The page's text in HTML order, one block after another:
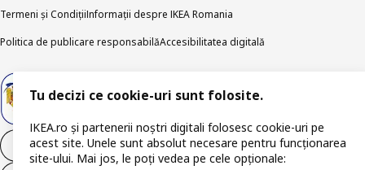
Termeni și CondițiiInformații despre IKEA Romania
Politica de publicare responsabilăAccesibilitatea digitală
Retrage-te din contract
Tu decizi ce cookie-uri sunt folosite.
IKEA.ro și partenerii noștri digitali folosesc cookie-uri pe
acest site. Unele sunt absolut necesare pentru funcționarea
site-ului. Mai jos, le poți vedea pe cele opționale: